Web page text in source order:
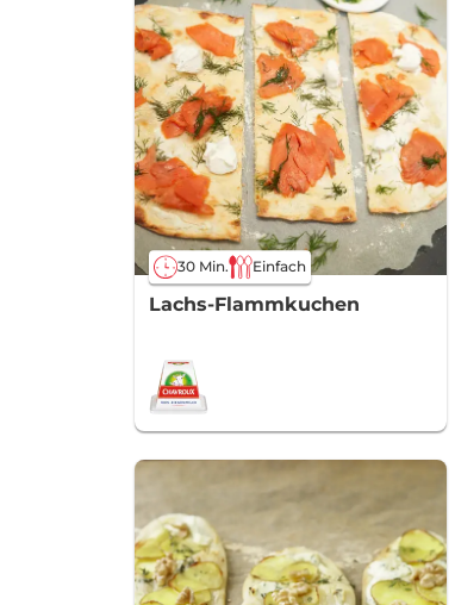
30 Min. Einfach
Lachs-Flammkuchen